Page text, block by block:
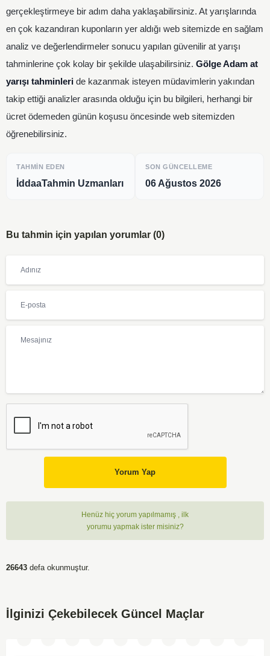
gerçekleştirmeye bir adım daha yaklaşabilirsiniz. At yarışlarında
en çok kazandıran kuponların yer aldığı web sitemizde en sağlam
analiz ve değerlendirmeler sonucu yapılan güvenilir at yarışı
tahminlerine çok kolay bir şekilde ulaşabilirsiniz. Gölge Adam at
yarışı tahminleri de kazanmak isteyen müdavimlerin yakından
takip ettiği analizler arasında olduğu için bu bilgileri, herhangi bir
ücret ödemeden günün koşusu öncesinde web sitemizden
öğrenebilirsiniz.
TAHMIN EDEN
İddaaTahmin Uzmanları
SON GÜNCELLEME
06 Ağustos 2026
Bu tahmin için yapılan yorumlar (0)
Yorum Yap
Henüz hiç yorum yapılmamış , ilk
yorumu yapmak ister misiniz?
26643 defa okunmuştur.
İlginizi Çekebilecek Güncel Maçlar